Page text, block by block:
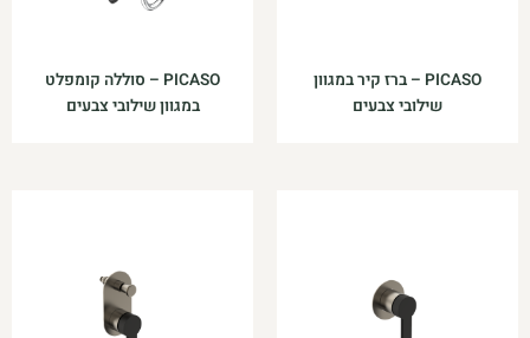
PICASO – ברז קיר במגוון
שילובי צבעים
PICASO – סוללה קומפלט
במגוון שילובי צבעים